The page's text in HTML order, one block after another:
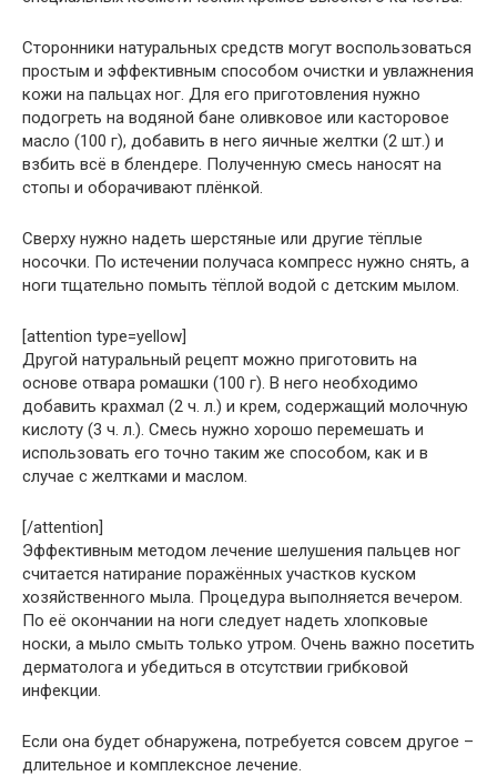
Сторонники натуральных средств могут воспользоваться
простым и эффективным способом очистки и увлажнения
кожи на пальцах ног. Для его приготовления нужно
подогреть на водяной бане оливковое или касторовое
масло (100 г), добавить в него яичные желтки (2 шт.) и
взбить всё в блендере. Полученную смесь наносят на
стопы и оборачивают плёнкой.
Сверху нужно надеть шерстяные или другие тёплые
носочки. По истечении получаса компресс нужно снять, а
ноги тщательно помыть тёплой водой с детским мылом.
[attention type=yellow]
Другой натуральный рецепт можно приготовить на
основе отвара ромашки (100 г). В него необходимо
добавить крахмал (2 ч. л.) и крем, содержащий молочную
кислоту (3 ч. л.). Смесь нужно хорошо перемешать и
использовать его точно таким же способом, как и в
случае с желтками и маслом.
[/attention]
Эффективным методом лечение шелушения пальцев ног
считается натирание поражённых участков куском
хозяйственного мыла. Процедура выполняется вечером.
По её окончании на ноги следует надеть хлопковые
носки, а мыло смыть только утром. Очень важно посетить
дерматолога и убедиться в отсутствии грибковой
инфекции.
Если она будет обнаружена, потребуется совсем другое –
длительное и комплексное лечение.